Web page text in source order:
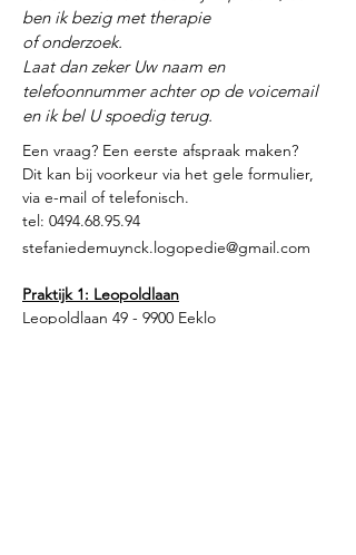
ben ik bezig met therapie
of onderzoek.
Laat dan zeker Uw naam en
telefoonnummer achter op de voicemail
en ik bel U spoedig terug.
Een vraag? Een eerste afspraak maken?
Dit kan bij voorkeur via het gele formulier,
via e-mail of telefonisch.
tel: 0494.68.95.94
stefaniedemuynck.logopedie@gmail.com
Praktijk 1: Leopoldlaan
Leopoldlaan 49 - 9900 Eeklo